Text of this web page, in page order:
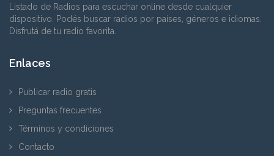
Listado de Radios para escuchar online desde cualquier
dispositivo. Podés buscar radios por países, géneros e idiomas.
Disfrutá de tu radio favorita.
Enlaces
Publicar radio gratis
Preguntas frecuentes
Términos y condiciones
Contacto